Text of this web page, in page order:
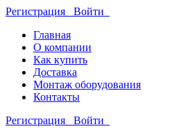
Регистрация Войти
Главная
О компании
Как купить
Доставка
Монтаж оборудования
Контакты
Регистрация Войти